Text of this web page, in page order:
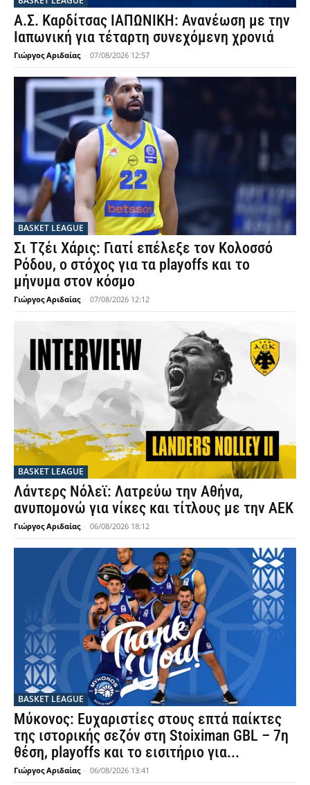
Α.Σ. Καρδίτσας ΙΑΠΩΝΙΚΗ: Ανανέωση με την
Ιαπωνική για τέταρτη συνεχόμενη χρονιά
Γιώργος Αριδαίας - 07/08/2026 12:57
BASKET LEAGUE
Σι Τζέι Χάρις: Γιατί επέλεξε τον Κολοσσό
Ρόδου, ο στόχος για τα playoffs και το
μήνυμα στον κόσμο
Γιώργος Αριδαίας - 07/08/2026 12:12
BASKET LEAGUE
Λάντερς Νόλεϊ: Λατρεύω την Αθήνα,
ανυπομονώ για νίκες και τίτλους με την ΑΕΚ
Γιώργος Αριδαίας - 06/08/2026 18:12
BASKET LEAGUE
Μύκονος: Ευχαριστίες στους επτά παίκτες
της ιστορικής σεζόν στη Stoiximan GBL – 7η
θέση, playoffs και το εισιτήριο για...
Γιώργος Αριδαίας - 06/08/2026 13:41